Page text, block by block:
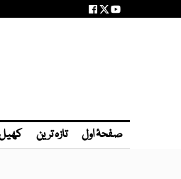
صفحۂ اول تازہ ترین